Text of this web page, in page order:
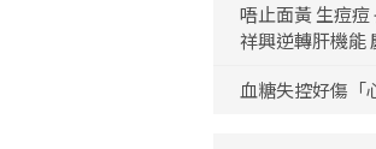
唔止面黃 生痘
祥興逆轉肝機能
血糖失控好傷「